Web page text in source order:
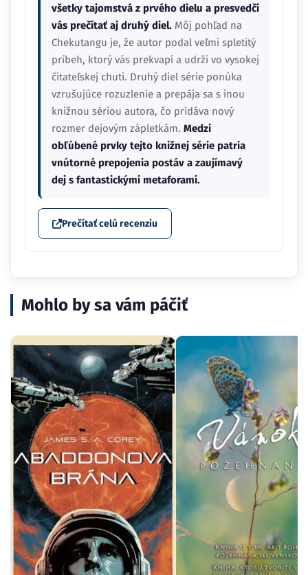
všetky tajomstvá z prvého dielu a presvedčí
vás prečítať aj druhý diel. Môj pohľad na
Chekutangu je, že autor podal veľmi spletitý
príbeh, ktorý vás prekvapí a udrží vo vysokej
čitateľskej chuti. Druhý diel série ponúka
vzrušujúce rozuzlenie a prepája sa s inou
knižnou sériou autora, čo pridáva nový
rozmer dejovým zápletkám. Medzi
obľúbené prvky tejto knižnej série patria
vnútorné prepojenia postáv a zaujímavý
dej s fantastickými metaforami.
Prečítať celú recenziu
Mohlo by sa vám páčiť